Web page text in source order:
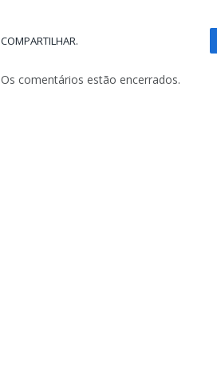
COMPARTILHAR.
Os comentários estão encerrados.